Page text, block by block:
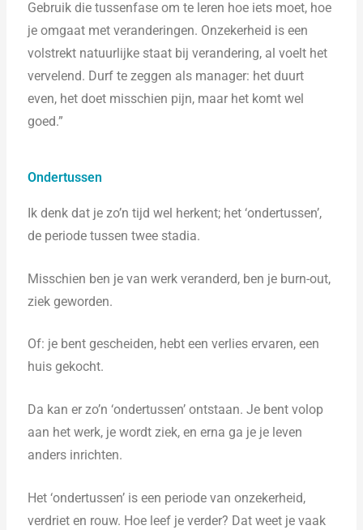
Gebruik die tussenfase om te leren hoe iets moet, hoe
je omgaat met veranderingen. Onzekerheid is een
volstrekt natuurlijke staat bij verandering, al voelt het
vervelend. Durf te zeggen als manager: het duurt
even, het doet misschien pijn, maar het komt wel
goed.”
Ondertussen
Ik denk dat je zo’n tijd wel herkent; het ‘ondertussen’,
de periode tussen twee stadia.
Misschien ben je van werk veranderd, ben je burn-out,
ziek geworden.
Of: je bent gescheiden, hebt een verlies ervaren, een
huis gekocht.
Da kan er zo’n ‘ondertussen’ ontstaan. Je bent volop
aan het werk, je wordt ziek, en erna ga je je leven
anders inrichten.
Het ‘ondertussen’ is een periode van onzekerheid,
verdriet en rouw. Hoe leef je verder? Dat weet je vaak